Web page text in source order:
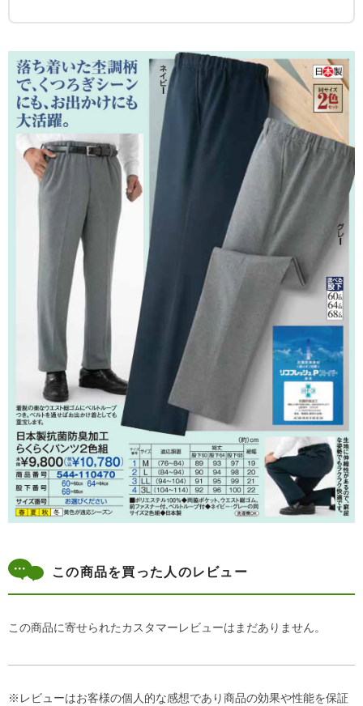
この商品を買った人のレビュー
この商品に寄せられたカスタマーレビューはまだありません。
※レビューはお客様の個人的な感想であり商品の効果や性能を保証